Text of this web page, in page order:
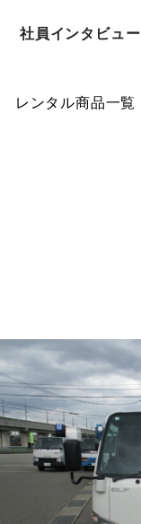
社員インタビュー
レンタル商品一覧